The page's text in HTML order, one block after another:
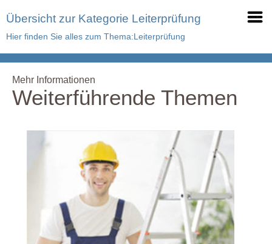
Übersicht zur Kategorie Leiterprüfung
Hier finden Sie alles zum Thema:Leiterprüfung
Mehr Informationen
Weiterführende Themen